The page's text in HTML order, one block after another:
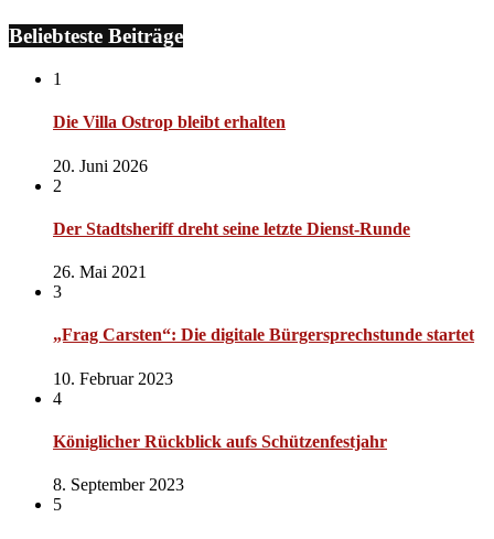
Beliebteste Beiträge
1
Die Villa Ostrop bleibt erhalten
20. Juni 2026
2
Der Stadtsheriff dreht seine letzte Dienst-Runde
26. Mai 2021
3
„Frag Carsten“: Die digitale Bürgersprechstunde startet
10. Februar 2023
4
Königlicher Rückblick aufs Schützenfestjahr
8. September 2023
5